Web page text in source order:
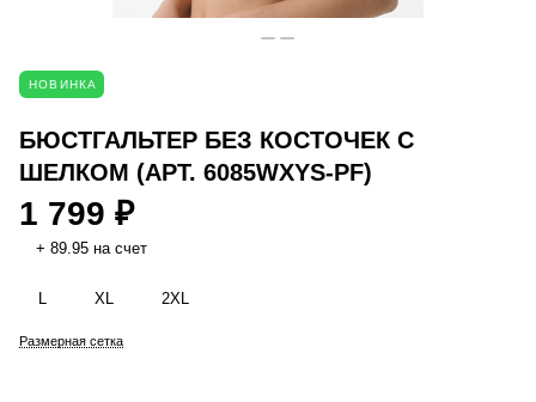
НОВИНКА
БЮСТГАЛЬТЕР БЕЗ КОСТОЧЕК С
ШЕЛКОМ (АРТ. 6085WXYS-PF)
1 799 ₽
+ 89.95 на счет
L XL 2XL
Размерная сетка